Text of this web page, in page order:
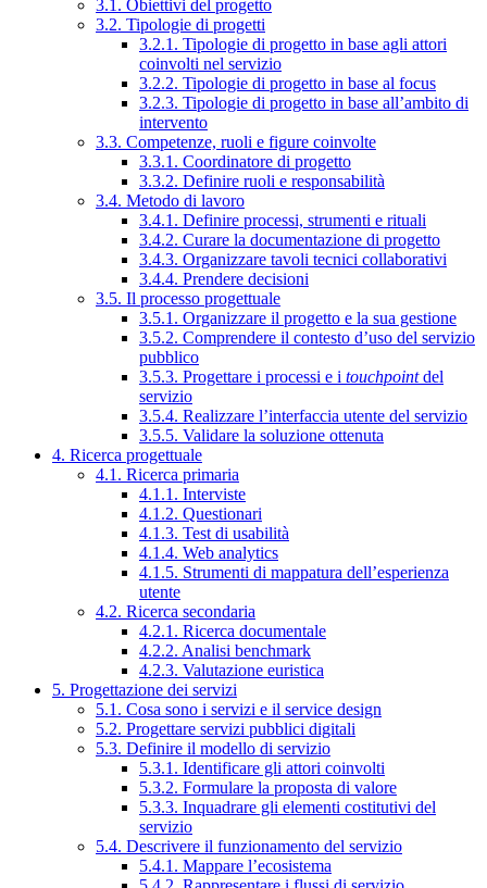
3.1. Obiettivi del progetto
3.2. Tipologie di progetti
3.2.1. Tipologie di progetto in base agli attori
coinvolti nel servizio
3.2.2. Tipologie di progetto in base al focus
3.2.3. Tipologie di progetto in base all’ambito di
intervento
3.3. Competenze, ruoli e figure coinvolte
3.3.1. Coordinatore di progetto
3.3.2. Definire ruoli e responsabilità
3.4. Metodo di lavoro
3.4.1. Definire processi, strumenti e rituali
3.4.2. Curare la documentazione di progetto
3.4.3. Organizzare tavoli tecnici collaborativi
3.4.4. Prendere decisioni
3.5. Il processo progettuale
3.5.1. Organizzare il progetto e la sua gestione
3.5.2. Comprendere il contesto d’uso del servizio
pubblico
3.5.3. Progettare i processi e i touchpointdel
servizio
3.5.4. Realizzare l’interfaccia utente del servizio
3.5.5. Validare la soluzione ottenuta
4. Ricerca progettuale
4.1. Ricerca primaria
4.1.1. Interviste
4.1.2. Questionari
4.1.3. Test di usabilità
4.1.4. Web analytics
4.1.5. Strumenti di mappatura dell’esperienza
utente
4.2. Ricerca secondaria
4.2.1. Ricerca documentale
4.2.2. Analisi benchmark
4.2.3. Valutazione euristica
5. Progettazione dei servizi
5.1. Cosa sono i servizi e il service design
5.2. Progettare servizi pubblici digitali
5.3. Definire il modello di servizio
5.3.1. Identificare gli attori coinvolti
5.3.2. Formulare la proposta di valore
5.3.3. Inquadrare gli elementi costitutivi del
servizio
5.4. Descrivere il funzionamento del servizio
5.4.1. Mappare l’ecosistema